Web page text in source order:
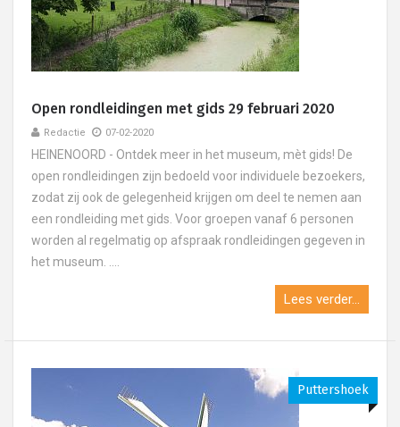
Open rondleidingen met gids 29 februari 2020
Redactie 07-02-2020
HEINENOORD - Ontdek meer in het museum, mèt gids! De
open rondleidingen zijn bedoeld voor individuele bezoekers,
zodat zij ook de gelegenheid krijgen om deel te nemen aan
een rondleiding met gids. Voor groepen vanaf 6 personen
worden al regelmatig op afspraak rondleidingen gegeven in
het museum. ....
Lees verder...
Puttershoek